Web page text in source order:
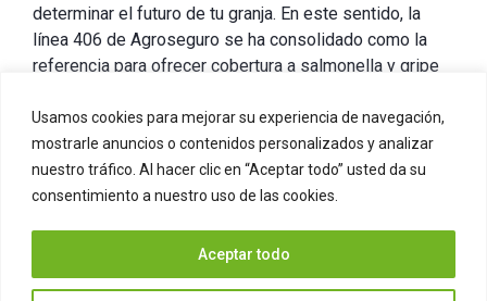
Usamos cookies para mejorar su experiencia de navegación,
mostrarle anuncios o contenidos personalizados y analizar
nuestro tráfico. Al hacer clic en “Aceptar todo” usted da su
consentimiento a nuestro uso de las cookies.
Aceptar todo
determinar el futuro de tu granja. En este sentido, la
línea 406 de Agroseguro se ha consolidado como la
referencia para ofrecer cobertura a salmonella y gripe
Categorías
Ganadería,Seguros agropecuarios
Deja un comentario
Página
1 Página
2 … Página
7 Siguiente→